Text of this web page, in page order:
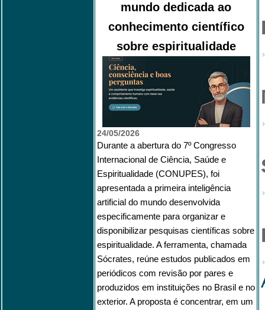
mundo dedicada ao
conhecimento científico
sobre espiritualidade
24/05/2026
Durante a abertura do 7º Congresso
Internacional de Ciência, Saúde e
Espiritualidade (CONUPES), foi
apresentada a primeira inteligência
artificial do mundo desenvolvida
especificamente para organizar e
disponibilizar pesquisas científicas sobre
espiritualidade. A ferramenta, chamada
Sócrates, reúne estudos publicados em
periódicos com revisão por pares e
produzidos em instituições no Brasil e no
exterior. A proposta é concentrar, em um